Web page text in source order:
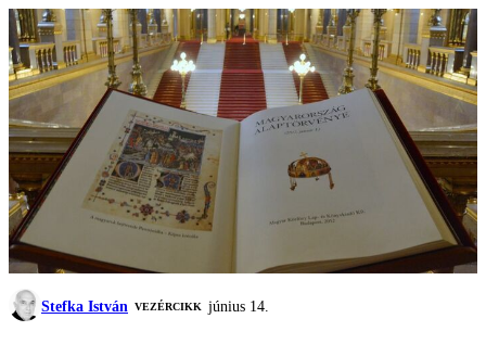
Stefka István VEZÉRCIKK június 14.